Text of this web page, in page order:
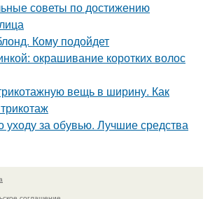
советы по достижению
Кому подойдет
окрашивание коротких волос
вещь в ширину. Как
уходу за обувью. Лучшие средства